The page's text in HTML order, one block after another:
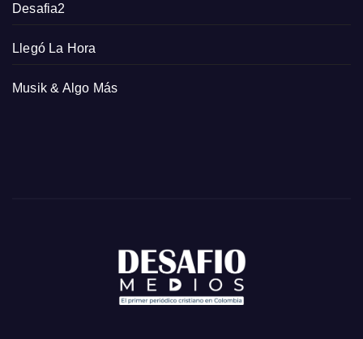
Desafia2
Llegó La Hora
Musik & Algo Más